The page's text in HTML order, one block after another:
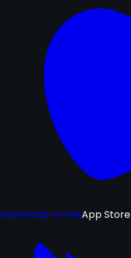
Download on theApp Store